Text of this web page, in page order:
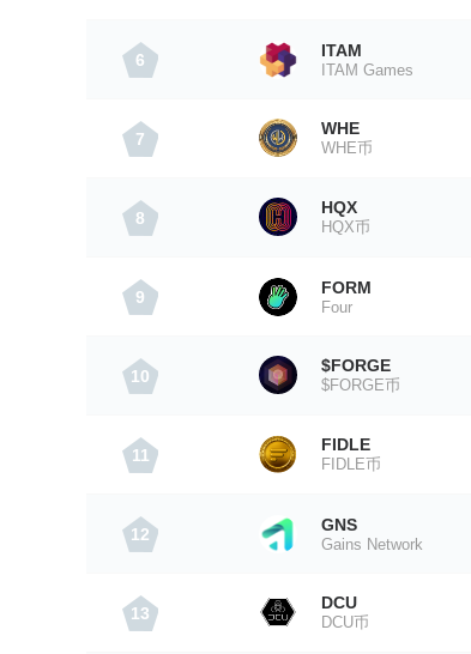
6 ITAM
ITAM Games
7
WHE
WHE币
8
HQX
HQX币
9 FORM
Four
10
$FORGE
$FORGE币
11
FIDLE
FIDLE币
12 GNS
Gains Network
13
DCU
DCU币